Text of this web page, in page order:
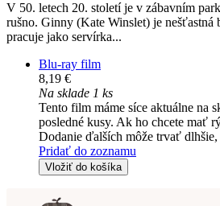
V 50. letech 20. století je v zábavním
rušno. Ginny (Kate Winslet) je nešťastná
pracuje jako servírka...
Blu-ray film
8,19 €
Na sklade 1 ks
Tento film máme síce aktuálne na
posledné kusy. Ak ho chcete mať
Dodanie ďalších môže trvať
Pridať do zoznamu
Vložiť do košíka